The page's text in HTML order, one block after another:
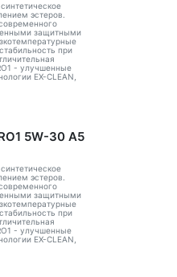
эстеров.
защитными
при
- улучшенные
EX-CLEAN,
5W-30 А5
эстеров.
защитными
при
- улучшенные
EX-CLEAN,